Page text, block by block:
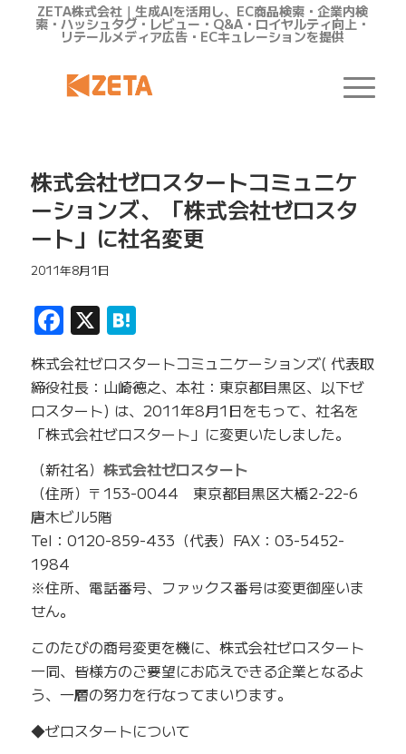
ZETA株式会社｜生成AIを活用し、EC商品検索・企業内検
索・ハッシュタグ・レビュー・Q&A・ロイヤルティ向上・
リテールメディア広告・ECキュレーションを提供
株式会社ゼロスタートコミュニケ
ーションズ、「株式会社ゼロスタ
ート」に社名変更
2011年8月1日
Facebook
X Hatena
株式会社ゼロスタートコミュニケーションズ( 代表取
締役社長：山崎徳之、本社：東京都目黒区、以下ゼ
ロスタート) は、2011年8月1日をもって、社名を
「株式会社ゼロスタート」に変更いたしました。
（新社名） 株式会社ゼロスタート
（住所）〒153-0044 東京都目黒区大橋2-22-6
唐木ビル5階
Tel：0120-859-433（代表）FAX：03-5452-
1984
※住所、電話番号、ファックス番号は変更御座いま
せん。
このたびの商号変更を機に、株式会社ゼロスタート
一同、皆様方のご要望にお応えできる企業となるよ
う、一層の努力を行なってまいります。
◆ゼロスタートについて